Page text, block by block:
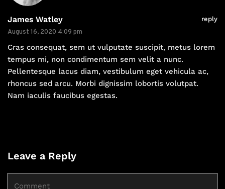
James Watley reply
August 16, 2020 4:09 pm
Cras consequat, sem ut vulputate suscipit, metus lorem
tempus mi, non condimentum sem velit a nunc.
Pellentesque lacus diam, vestibulum eget vehicula ac,
rhoncus sed arcu. Morbi dignissim lobortis volutpat.
Nam iaculis faucibus egestas.
Leave a Reply